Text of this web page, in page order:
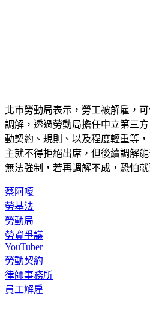
北市勞動局表示，勞工被解雇，
調解，透過勞動局擔任中立第三
動契約、規則、以及程度輕重等
主就不得拒絕出席，但後續調解
無法強制，若再調解不成，恐怕
蔡阿嘎
勞基法
勞動局
勞資爭議
YouTuber
勞動契約
律師事務所
員工解雇